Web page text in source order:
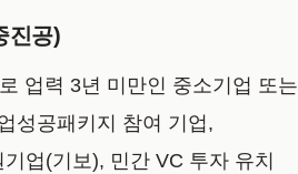
진공)
업력 3년 미만인 중소기업 또는
성공패키지 참여 기업,
업(기보), 민간 VC 투자 유치